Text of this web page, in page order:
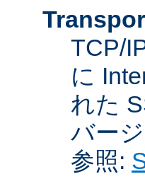
TCP/
に
れた
バー
参照: